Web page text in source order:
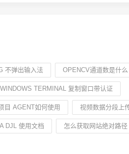
不弹出输入法 OPENCV通道数是什么
WINDOWS TERMINAL 复制窗口带认证
目 AGENT如何使用 视频数据分段上
DJL 使用文档 怎么获取网站绝对路径